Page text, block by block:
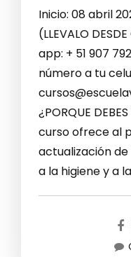
Inicio: 08 abril
(LLEVALO
app: + 51 907
número a tu
¿PORQUE
curso ofrece al
actualización
a la higiene y a